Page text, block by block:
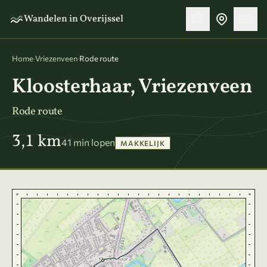
Wandelen in Overijssel
Home·Vriezenveen·Rode route
Kloosterhaar, Vriezenveen
Rode route
3,1 km41 min lopen MAKKELIJK
Kaart